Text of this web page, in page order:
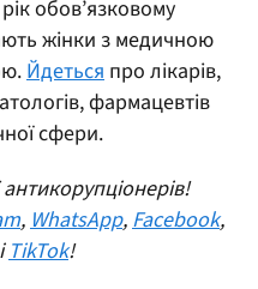
обов’язковому
жінки з медичною
Йдеться про лікарів,
фармацевтів
сфери.
,WhatsApp,Facebook,
іTikTok!